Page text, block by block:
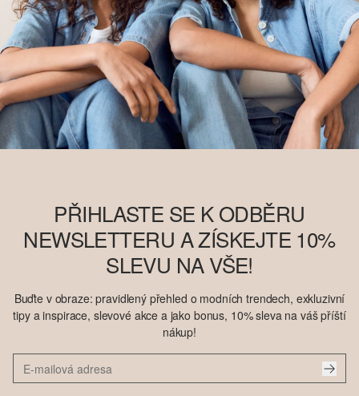
PŘIHLASTE SE K ODBĚRU
NEWSLETTERU A ZÍSKEJTE 10%
SLEVU NA VŠE!
Buďte v obraze: pravidlený přehled o modních trendech, exkluzivní
tipy a inspirace, slevové akce a jako bonus, 10% sleva na váš příští
nákup!